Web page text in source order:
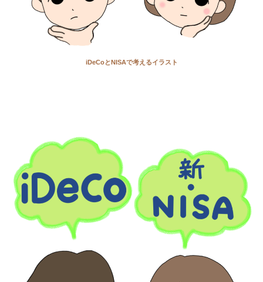
iDeCoとNISAで考えるイラスト